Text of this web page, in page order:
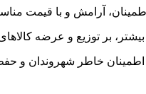
آرامش و با قیمت
بیشتر، بر توزیع و عرضه
خاطر شهروندان و